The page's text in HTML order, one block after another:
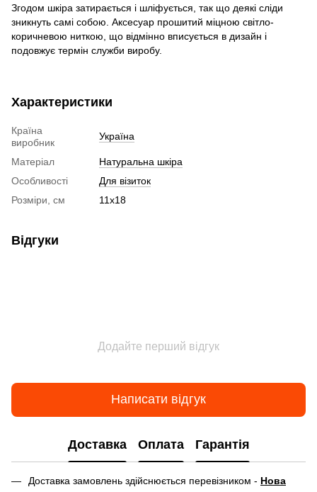
Згодом шкіра затирається і шліфується, так що деякі сліди
зникнуть самі собою. Аксесуар прошитий міцною світло-
коричневою ниткою, що відмінно вписується в дизайн і
подовжує термін служби виробу.
Характеристики
Країна
виробник
Україна
Матеріал
Натуральна шкіра
Особливості
Для візиток
Розміри, см
11х18
Відгуки
Додайте перший відгук
Написати відгук
Доставка Оплата Гарантія
Доставка замовлень здійснюється перевізником - Нова